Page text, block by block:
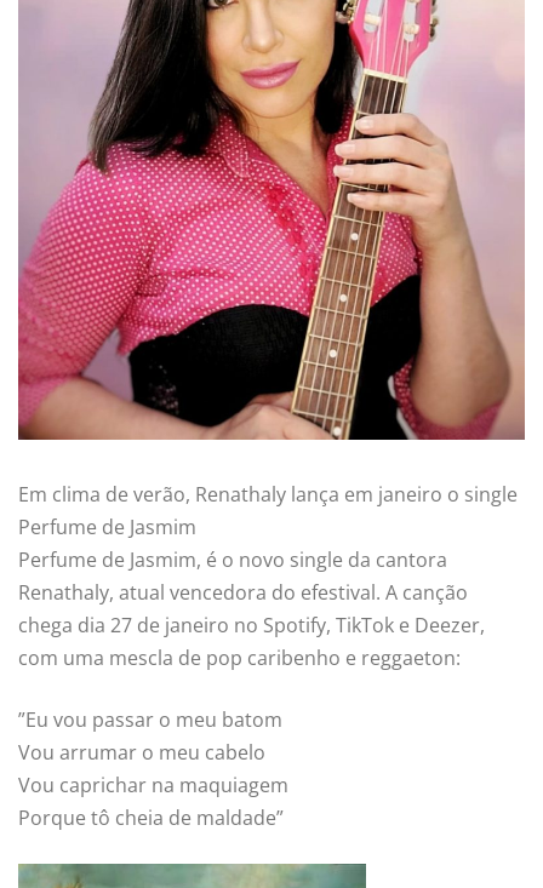
Em clima de verão, Renathaly lança em janeiro o single
Perfume de Jasmim
Perfume de Jasmim, é o novo single da cantora
Renathaly, atual vencedora do efestival. A canção
chega dia 27 de janeiro no Spotify, TikTok e Deezer,
com uma mescla de pop caribenho e reggaeton:
”Eu vou passar o meu batom
Vou arrumar o meu cabelo
Vou caprichar na maquiagem
Porque tô cheia de maldade”